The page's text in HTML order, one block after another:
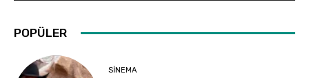
POPÜLER
SINEMA